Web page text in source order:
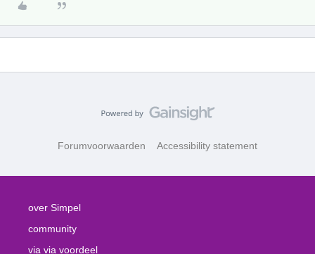
Forumvoorwaarden Accessibility statement
over Simpel
community
via via voordeel